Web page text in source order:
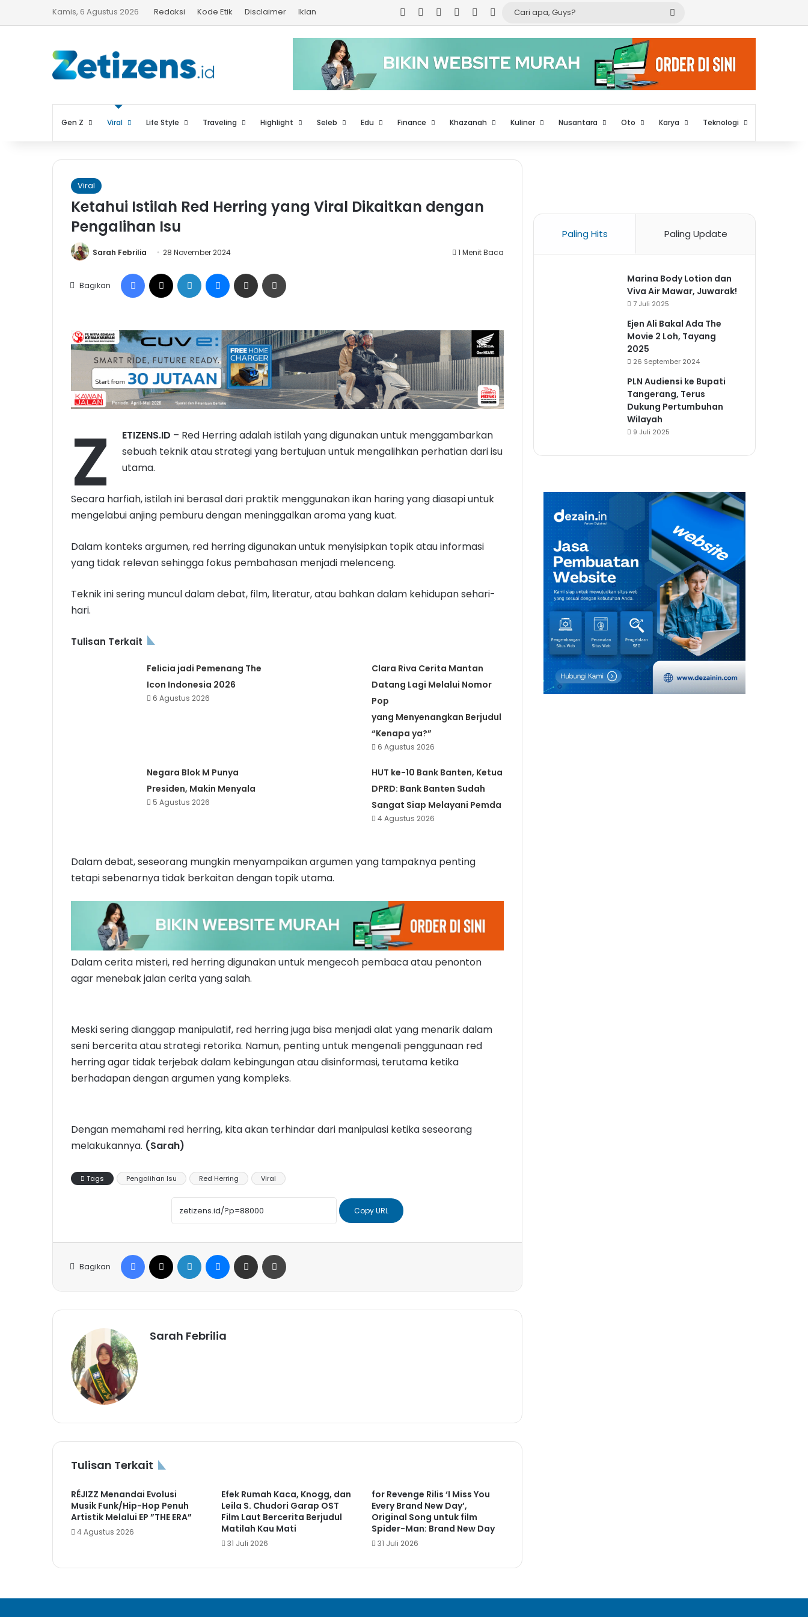
Kamis, 6 Agustus 2026 Redaksi Kode Etik Disclaimer Iklan FacebookYouTubeInstagram
TikTokLog In
Guys?
Gen Z Viral Life Style Traveling Highlight Seleb Edu Finance Khazanah Kuliner Nusantara Oto Karya Teknologi
Viral
Ketahui Istilah Red Herring yang Viral Dikaitkan dengan
Pengalihan Isu
Sarah Febrilia 28 November 2024 1 Menit Baca
Bagikan
Facebook LinkedIn Messenger
Share via Email
Z ETIZENS.ID – Red Herring adalah istilah yang digunakan untuk menggambarkan
sebuah teknik atau strategi yang bertujuan untuk mengalihkan perhatian dari isu
utama.
Secara harfiah, istilah ini berasal dari praktik menggunakan ikan haring yang diasapi untuk
mengelabui anjing pemburu dengan meninggalkan aroma yang kuat.
Dalam konteks argumen, red herring digunakan untuk menyisipkan topik atau informasi
yang tidak relevan sehingga fokus pembahasan menjadi melenceng.
Teknik ini sering muncul dalam debat, film, literatur, atau bahkan dalam kehidupan sehari-
hari.
Tulisan Terkait
Felicia jadi Pemenang The
Icon Indonesia 2026
6 Agustus 2026
Clara Riva Cerita Mantan
Datang Lagi Melalui Nomor
Pop
yang Menyenangkan Berjudul
“Kenapa ya?”
6 Agustus 2026
Negara Blok M Punya
Presiden, Makin Menyala
5 Agustus 2026
HUT ke-10 Bank Banten, Ketua
DPRD: Bank Banten Sudah
Sangat Siap Melayani Pemda
4 Agustus 2026
Dalam debat, seseorang mungkin menyampaikan argumen yang tampaknya penting
tetapi sebenarnya tidak berkaitan dengan topik utama.
Dalam cerita misteri, red herring digunakan untuk mengecoh pembaca atau penonton
agar menebak jalan cerita yang salah.
Meski sering dianggap manipulatif, red herring juga bisa menjadi alat yang menarik dalam
seni bercerita atau strategi retorika. Namun, penting untuk mengenali penggunaan red
herring agar tidak terjebak dalam kebingungan atau disinformasi, terutama ketika
berhadapan dengan argumen yang kompleks.
Dengan memahami red herring, kita akan terhindar dari manipulasi ketika seseorang
melakukannya. (Sarah)
Tags Pengalihan Isu Red Herring Viral
Copy URL
Bagikan
Facebook LinkedIn Messenger
Share via Email
Sarah Febrilia
Tulisan Terkait
RÉJIZZ Menandai Evolusi
Musik Funk/Hip-Hop Penuh
Artistik Melalui EP ”THE ERA”
4 Agustus 2026
Efek Rumah Kaca, Knogg, dan
Leila S. Chudori Garap OST
Film Laut Bercerita Berjudul
Matilah Kau Mati
31 Juli 2026
for Revenge Rilis ‘I Miss You
Every Brand New Day’,
Original Song untuk film
Spider-Man: Brand New Day
31 Juli 2026
Paling Hits Paling Update
Marina Body Lotion dan
Viva Air Mawar, Juwarak!
7 Juli 2025
Ejen Ali Bakal Ada The
Movie 2 Loh, Tayang
2025
26 September 2024
PLN Audiensi ke Bupati
Tangerang, Terus
Dukung Pertumbuhan
Wilayah
9 Juli 2025